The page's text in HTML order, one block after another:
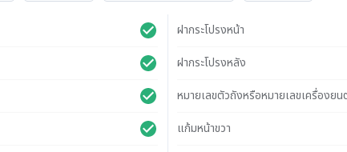
ฝากระโปรงหน้า
ฝากระโปรงหลัง
หมายเลขตัวถังหรือหมายเลขเครื่องยน
แก้มหน้าขวา